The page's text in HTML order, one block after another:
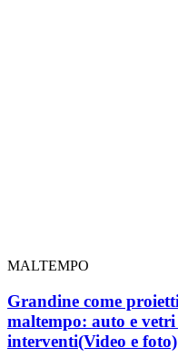
MALTEMPO
Grandine come
maltempo: auto e
interventi(Video e foto)